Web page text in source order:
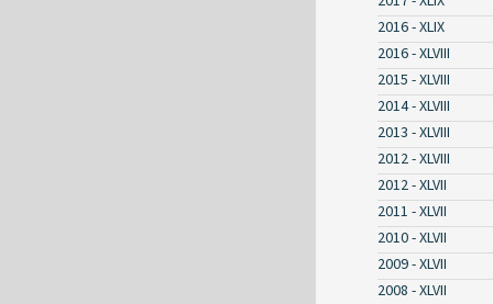
2016 - XLIX
2016 - XLVIII
2015 - XLVIII
2014 - XLVIII
2013 - XLVIII
2012 - XLVIII
2012 - XLVII
2011 - XLVII
2010 - XLVII
2009 - XLVII
2008 - XLVII